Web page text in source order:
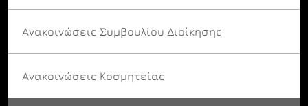
Ανακοινώσεις Συμβουλίου Διοίκησης
Ανακοινώσεις Κοσμητείας